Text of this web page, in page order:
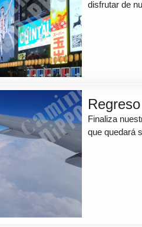
disfrutar de
Regreso
Finaliza
que quedará